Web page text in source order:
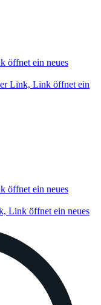
öffnet ein neues
Link, Link öffnet ein
öffnet ein neues
Link öffnet ein neues